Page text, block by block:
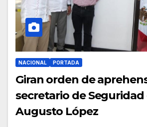
NACIONAL PORTADA
Giran orden de
secretario de Seguridad
Augusto López